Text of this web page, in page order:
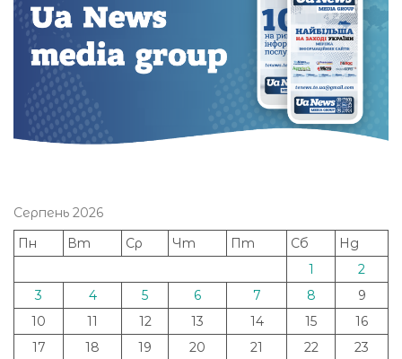
Серпень 2026
Пн
Вт Ср Чт Пт Сб
Нд
1
2
3
4 5 6 7 8
9
10
11 12 13 14 15
16
17
18 19 20 21 22
23